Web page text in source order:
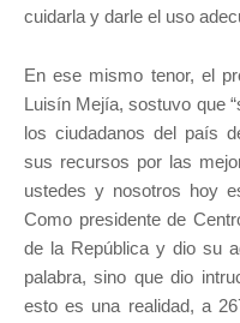
cuidarla y darle el uso
En ese mismo tenor, el
Luisín Mejía, sostuvo que
los ciudadanos del país
sus recursos por las
ustedes y nosotros hoy
Como presidente de
de la República y dio su
palabra, sino que dio
esto es una realidad, a